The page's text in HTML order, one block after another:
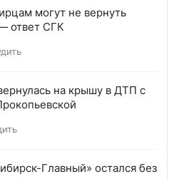
могут не вернуть
ответ СГК
на крышу в ДТП с
Главный» остался без